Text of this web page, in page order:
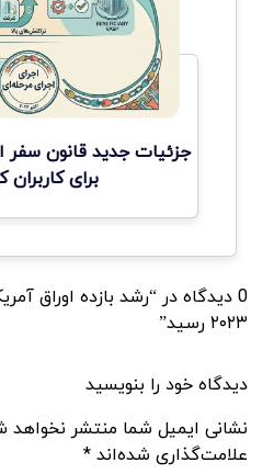
جزئیات جدید قانون سفر
برای کاربران
0 دیدگاه در “رشد بازده اوراق
۲۰۲۳ رسید”
دیدگاه خود را بنویسید
نشانی ایمیل شما منتشر
علامت‌گذاری شده‌اند *